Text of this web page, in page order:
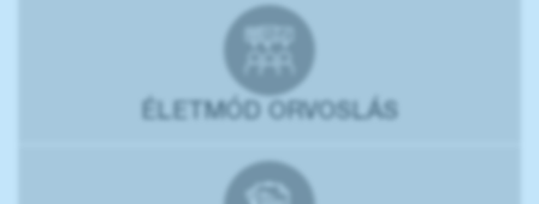
ÉLETMÓD ORVOSLÁS